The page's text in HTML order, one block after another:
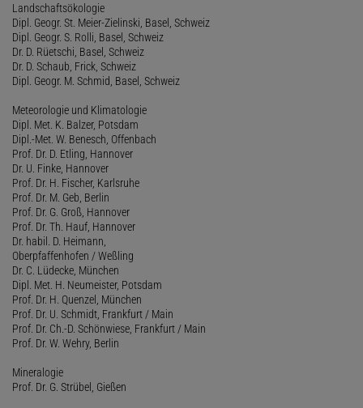
Landschaftsökologie
Dipl. Geogr. St. Meier-Zielinski, Basel, Schweiz
Dipl. Geogr. S. Rolli, Basel, Schweiz
Dr. D. Rüetschi, Basel, Schweiz
Dr. D. Schaub, Frick, Schweiz
Dipl. Geogr. M. Schmid, Basel, Schweiz
Meteorologie und Klimatologie
Dipl. Met. K. Balzer, Potsdam
Dipl.-Met. W. Benesch, Offenbach
Prof. Dr. D. Etling, Hannover
Dr. U. Finke, Hannover
Prof. Dr. H. Fischer, Karlsruhe
Prof. Dr. M. Geb, Berlin
Prof. Dr. G. Groß, Hannover
Prof. Dr. Th. Hauf, Hannover
Dr. habil. D. Heimann,
Oberpfaffenhofen / Weßling
Dr. C. Lüdecke, München
Dipl. Met. H. Neumeister, Potsdam
Prof. Dr. H. Quenzel, München
Prof. Dr. U. Schmidt, Frankfurt / Main
Prof. Dr. Ch.-D. Schönwiese, Frankfurt / Main
Prof. Dr. W. Wehry, Berlin
Mineralogie
Prof. Dr. G. Strübel, Gießen